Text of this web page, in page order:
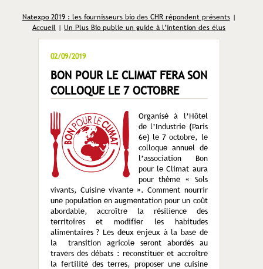
Natexpo 2019 : les fournisseurs bio des CHR répondent présents|
Accueil |Un Plus Bio publie un guide à l’intention des élus
02/09/2019
BON POUR LE CLIMAT FERA SON
COLLOQUE LE 7 OCTOBRE
Organisé à l’Hôtel
de l’Industrie (Paris
6e) le 7 octobre, le
colloque annuel de
l’association Bon
pour le Climat aura
pour thème « Sols
vivants, Cuisine vivante ». Comment nourrir
une population en augmentation pour un coût
abordable, accroître la résilience des
territoires et modifier les habitudes
alimentaires ? Les deux enjeux à la base de
la transition agricole seront abordés au
travers des débats : reconstituer et accroître
la fertilité des terres, proposer une cuisine